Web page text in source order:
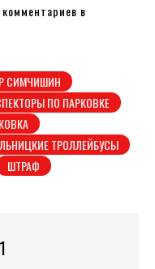
в
СИМЧИШИН
ПО ПАРКОВКЕ
ТРОЛЛЕЙБУСЫ
ШТРАФ